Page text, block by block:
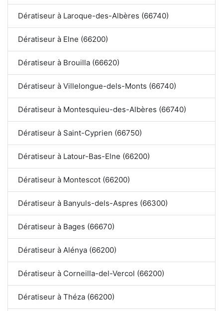
Dératiseur à Laroque-des-Albères (66740)
Dératiseur à Elne (66200)
Dératiseur à Brouilla (66620)
Dératiseur à Villelongue-dels-Monts (66740)
Dératiseur à Montesquieu-des-Albères (66740)
Dératiseur à Saint-Cyprien (66750)
Dératiseur à Latour-Bas-Elne (66200)
Dératiseur à Montescot (66200)
Dératiseur à Banyuls-dels-Aspres (66300)
Dératiseur à Bages (66670)
Dératiseur à Alénya (66200)
Dératiseur à Corneilla-del-Vercol (66200)
Dératiseur à Théza (66200)